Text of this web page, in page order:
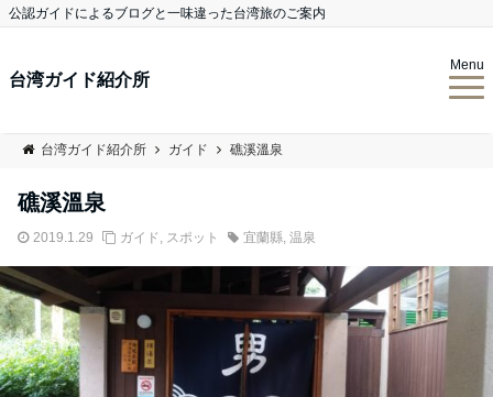
公認ガイドによるブログと一味違った台湾旅のご案内
台湾ガイド紹介所
Menu
台湾ガイド紹介所 ガイド 礁溪溫泉
礁溪溫泉
2019.1.29 ガイド , スポット 宜蘭縣, 温泉